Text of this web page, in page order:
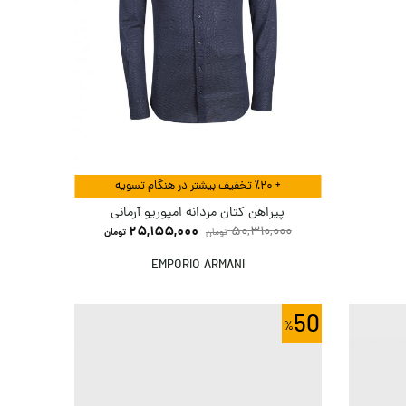
+ ٪۲۰ تخفیف بیشتر در هنگام تسویه
پیراهن کتان مردانه امپوریو آرمانی
50,310,000 تومان 25,155,000 تومان
EMPORIO ARMANI
50